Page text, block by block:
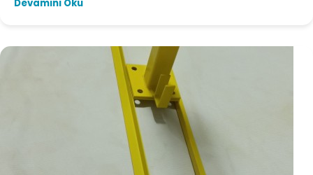
Devamını Oku